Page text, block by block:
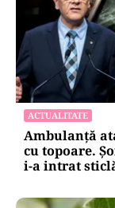
ACTUALITATE
Ambulanță
cu topoare.
i-a intrat